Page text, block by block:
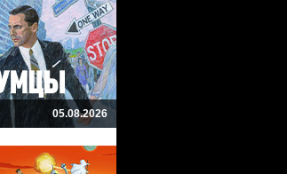
05.08.2026